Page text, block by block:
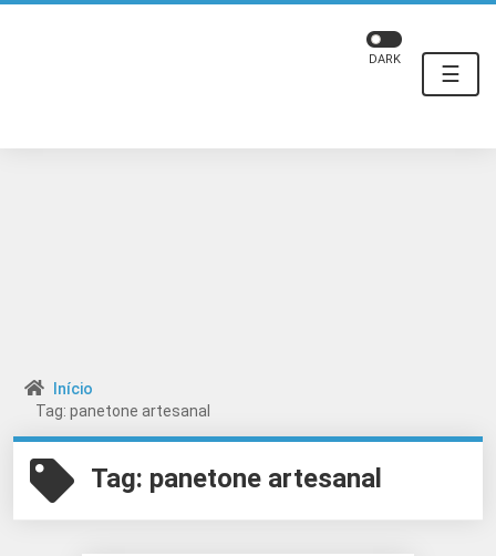
☰
DARK
Início
Tag: panetone artesanal
Tag: panetone artesanal